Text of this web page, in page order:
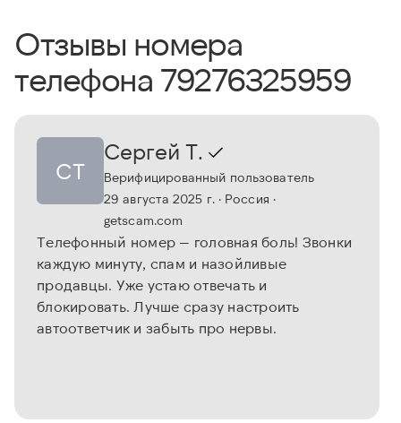
Отзывы номера
телефона 79276325959
СТ
Сергей Т.
Верифицированный пользователь
29 августа 2025 г.· Россия ·
getscam.com
Телефонный номер — головная боль! Звонки
каждую минуту, спам и назойливые
продавцы. Уже устаю отвечать и
блокировать. Лучше сразу настроить
автоответчик и забыть про нервы.